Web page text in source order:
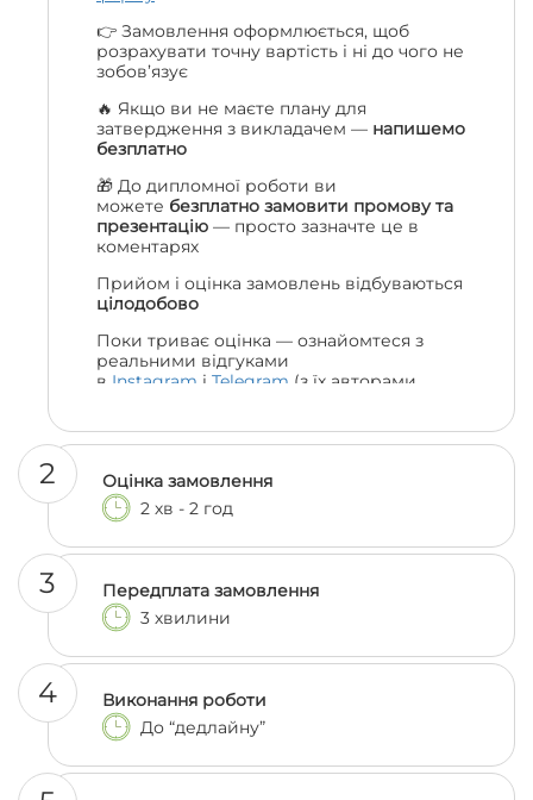
👉 Замовлення оформлюється, щоб
розрахувати точну вартість і ні до чого не
зобов’язує
🔥 Якщо ви не маєте плану для
затвердження з викладачем — напишемо
безплатно
🎁 До дипломної роботи ви
можете безплатно замовити промову та
презентацію — просто зазначте це в
коментарях
Прийом і оцінка замовлень відбуваються
цілодобово
Поки триває оцінка — ознайомтеся з
реальними відгуками
в Instagram і Telegram (з їх авторами
2
Оцінка замовлення
2 хв - 2 год
3
Передплата замовлення
3 хвилини
4
Виконання роботи
До “дедлайну”